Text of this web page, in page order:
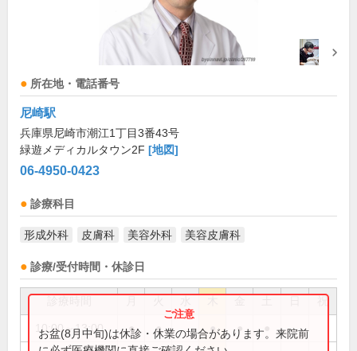
所在地・電話番号
尼崎駅
兵庫県尼崎市潮江1丁目3番43号
緑遊メディカルタウン2F [地図]
06-4950-0423
診療科目
形成外科 皮膚科 美容外科 美容皮膚科
診療/受付時間・休診日
祝
10:00～13:00 ● ● ● ●
お盆(8月中旬)は休診・休業の場合があります。来院前